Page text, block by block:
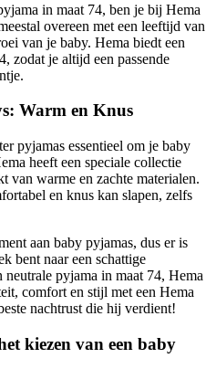
in maat 74, ben je bij Hema
overeen met een leeftijd van
van je baby. Hema biedt een
zodat je altijd een passende
Warm en Knus
pyjamas essentieel om je baby
heeft een speciale collectie
van warme en zachte materialen.
en knus kan slapen, zelfs
aan baby pyjamas, dus er is
bent naar een schattige
pyjama in maat 74, Hema
comfort en stijl met een Hema
nachtrust die hij verdient!
kiezen van een baby